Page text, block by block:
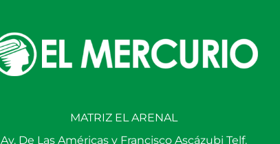
MATRIZ EL ARENAL
Av. De Las Américas y Francisco Ascázubi Telf.